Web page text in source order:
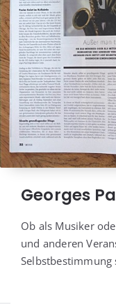
Georges
Ob als Musi­ker
und ande­ren
Selbst­be­stim­mung